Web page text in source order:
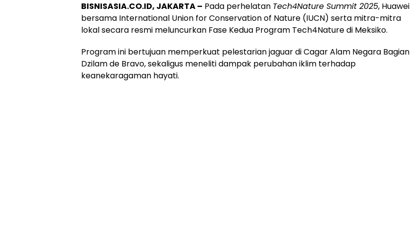
BISNISASIA.CO.ID, JAKARTA – Pada perhelatan Tech4Nature Summit 2025, Huawei
bersama International Union for Conservation of Nature (IUCN) serta mitra-mitra
lokal secara resmi meluncurkan Fase Kedua Program Tech4Nature di Meksiko.
Program ini bertujuan memperkuat pelestarian jaguar di Cagar Alam Negara Bagian
Dzilam de Bravo, sekaligus meneliti dampak perubahan iklim terhadap
keanekaragaman hayati.